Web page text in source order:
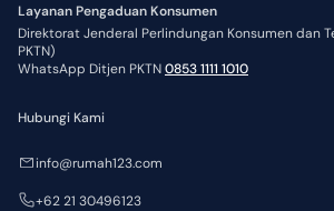
Layanan Pengaduan Konsumen
Direktorat Jenderal Perlindungan Konsumen dan
PKTN)
WhatsApp Ditjen PKTN0853 1111 1010
Hubungi Kami
info@rumah123.com
+62 21 30496123